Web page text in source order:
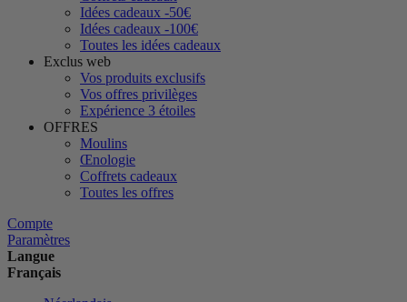
Idées cadeaux -50€
Idées cadeaux -100€
Toutes les idées cadeaux
Exclus web
Vos produits exclusifs
Vos offres privilèges
Expérience 3 étoiles
OFFRES
Moulins
Œnologie
Coffrets cadeaux
Toutes les offres
Compte
Paramètres
Langue
Français